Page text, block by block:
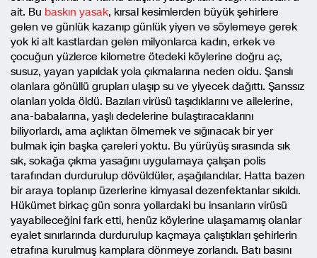
ait. Bu baskın yasak, kırsal kesimlerden büyük şehirlere
gelen ve günlük kazanıp günlük yiyen ve söylemeye gerek
yok ki alt kastlardan gelen milyonlarca kadın, erkek ve
çocuğun yüzlerce kilometre ötedeki köylerine doğru aç,
susuz, yayan yapıldak yola çıkmalarına neden oldu. Şanslı
olanlara gönüllü grupları ulaşıp su ve yiyecek dağıttı. Şanssız
olanları yolda öldü. Bazıları virüsü taşıdıklarını ve ailelerine,
ana-babalarına, yaşlı dedelerine bulaştıracaklarını
biliyorlardı, ama açlıktan ölmemek ve sığınacak bir yer
bulmak için başka çareleri yoktu. Bu yürüyüş sırasında sık
sık, sokağa çıkma yasağını uygulamaya çalışan polis
tarafından durdurulup dövüldüler, aşağılandılar. Hatta bazen
bir araya toplanıp üzerlerine kimyasal dezenfektanlar sıkıldı.
Hükümet birkaç gün sonra yollardaki bu insanların virüsü
yayabileceğini fark etti, henüz köylerine ulaşamamış olanlar
eyalet sınırlarında durdurulup kaçmaya çalıştıkları şehirlerin
etrafına kurulmuş kamplara dönmeye zorlandı. Batı basını